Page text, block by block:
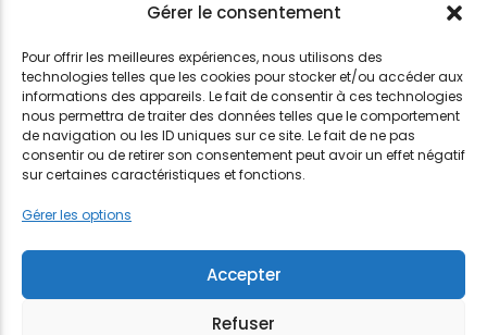
Gérer le consentement
Pour offrir les meilleures expériences, nous utilisons des
technologies telles que les cookies pour stocker et/ou accéder aux
informations des appareils. Le fait de consentir à ces technologies
nous permettra de traiter des données telles que le comportement
de navigation ou les ID uniques sur ce site. Le fait de ne pas
consentir ou de retirer son consentement peut avoir un effet négatif
sur certaines caractéristiques et fonctions.
Gérer les options
Accepter
Refuser
MON COMPTE
Contact
DJ LITTLE NEMO
CONFIDENTIALITÉ